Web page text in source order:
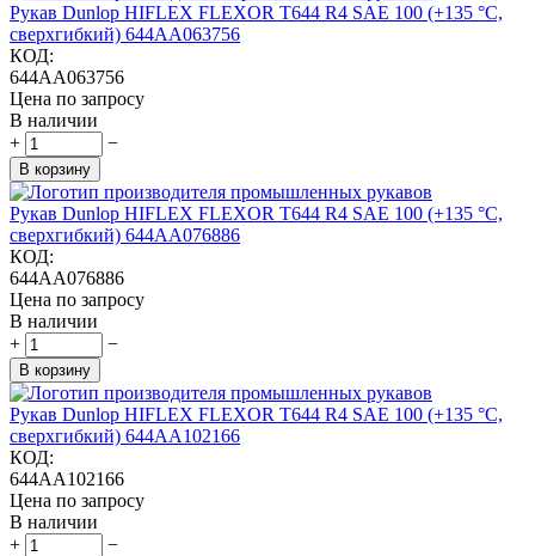
Рукав Dunlop HIFLEX FLEXOR T644 R4 SAE 100 (+135 °С,
сверхгибкий) 644AA063756
КОД:
644AA063756
Цена по запросу
В наличии
+
−
В корзину
Рукав Dunlop HIFLEX FLEXOR T644 R4 SAE 100 (+135 °С,
сверхгибкий) 644AA076886
КОД:
644AA076886
Цена по запросу
В наличии
+
−
В корзину
Рукав Dunlop HIFLEX FLEXOR T644 R4 SAE 100 (+135 °С,
сверхгибкий) 644AA102166
КОД:
644AA102166
Цена по запросу
В наличии
+
−